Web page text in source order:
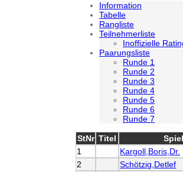
Information
Tabelle
Rangliste
Teilnehmerliste
Inoffizielle
Paarungsliste
Runde 1
Runde 2
Runde 3
Runde 4
Runde 5
Runde 6
Runde 7
StNr Titel
1
Kargoll,Boris,Dr.
2
Schötzig,Detlef